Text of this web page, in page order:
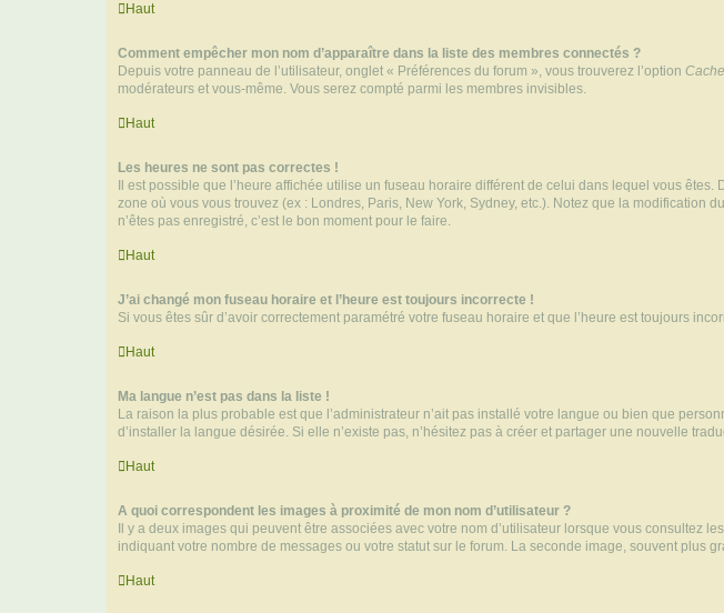
Haut
Comment empêcher mon nom d’apparaître dans la liste des membres connectés ?
Depuis votre panneau de l’utilisateur, onglet « Préférences du forum », vous trouverez l’option
modérateurs et vous-même. Vous serez compté parmi les membres invisibles.
Haut
Les heures ne sont pas correctes !
Il est possible que l’heure affichée utilise un fuseau horaire différent de celui dans lequel vous êtes.
zone où vous vous trouvez (ex : Londres, Paris, New York, Sydney, etc.). Notez que la modification
n’êtes pas enregistré, c’est le bon moment pour le faire.
Haut
J’ai changé mon fuseau horaire et l’heure est toujours incorrecte !
Si vous êtes sûr d’avoir correctement paramétré votre fuseau horaire et que l’heure est toujours
Haut
Ma langue n’est pas dans la liste !
La raison la plus probable est que l’administrateur n’ait pas installé votre langue ou bien que
d’installer la langue désirée. Si elle n’existe pas, n’hésitez pas à créer et partager une nouvelle
Haut
A quoi correspondent les images à proximité de mon nom d’utilisateur ?
Il y a deux images qui peuvent être associées avec votre nom d’utilisateur lorsque vous consultez
indiquant votre nombre de messages ou votre statut sur le forum. La seconde image, souvent plus
Haut